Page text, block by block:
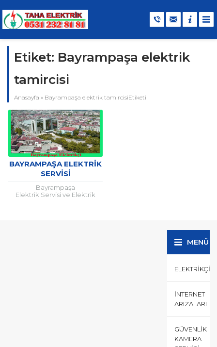
Etiket: Bayrampaşa elektrik
tamircisi
Anasayfa » Bayrampaşa elektrik tamircisiEtiketi
BAYRAMPAŞA ELEKTRIK
SERVISI
Bayrampaşa
Elektrik Servisi ve Elektrik
MENÜ
ELEKTRIKÇI
İNTERNET
ARIZALARI
GÜVENLIK
KAMERA